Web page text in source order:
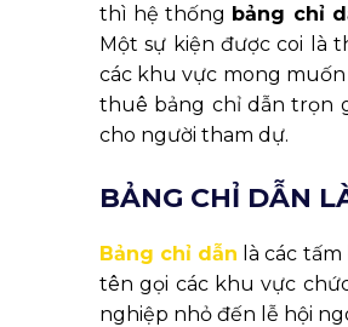
thì hệ thống bảng chỉ
Một sự kiện được coi là
các khu vực mong
thuê bảng chỉ dẫn trọn
cho người tham dự.
BẢNG CHỈ DẪN
Bảng chỉ dẫn là các
tên gọi các khu vực
nghiệp nhỏ đến lễ hội